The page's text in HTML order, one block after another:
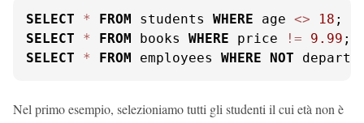
SELECT * FROM students WHERE age <> 18
SELECT
* FROM books WHERE price != 9.99
SELECT
* FROM employees WHERE NOT
Nel primo esempio, selezioniamo tutti gli studenti il cui età non è